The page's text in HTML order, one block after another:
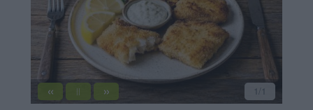
« || » 1 /1